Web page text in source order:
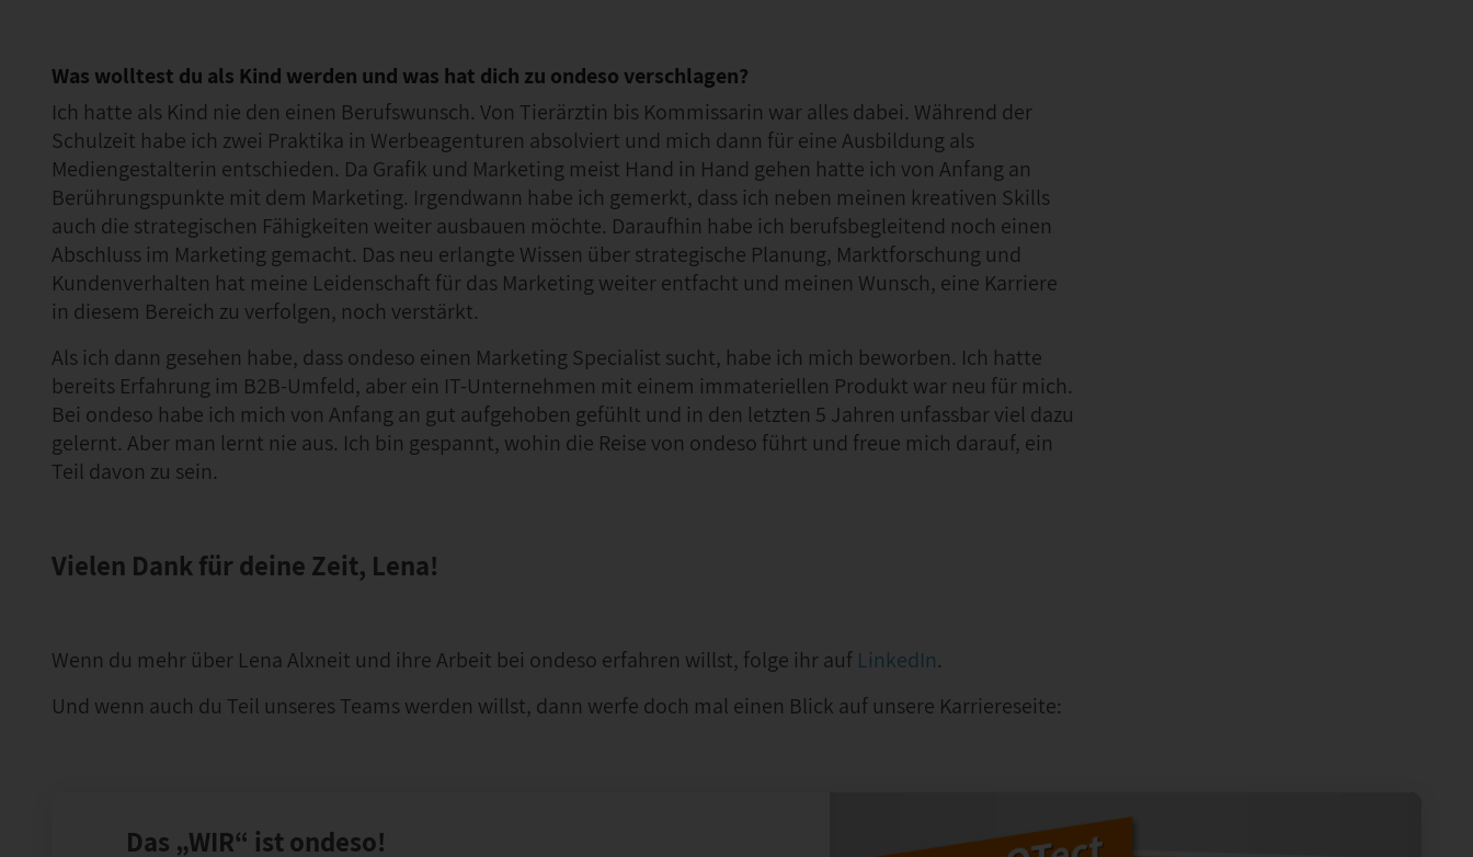
Was wolltest du als Kind werden und was hat dich zu ondeso verschlagen?
Ich hatte als Kind nie den einen Berufswunsch. Von Tierärztin bis Kommissarin war alles dabei. Während der
Schulzeit habe ich zwei Praktika in Werbeagenturen absolviert und mich dann für eine Ausbildung als
Mediengestalterin entschieden. Da Grafik und Marketing meist Hand in Hand gehen hatte ich von Anfang an
Berührungspunkte mit dem Marketing. Irgendwann habe ich gemerkt, dass ich neben meinen kreativen Skills
auch die strategischen Fähigkeiten weiter ausbauen möchte. Daraufhin habe ich berufsbegleitend noch einen
Abschluss im Marketing gemacht. Das neu erlangte Wissen über strategische Planung, Marktforschung und
Kundenverhalten hat meine Leidenschaft für das Marketing weiter entfacht und meinen Wunsch, eine Karriere
in diesem Bereich zu verfolgen, noch verstärkt.
Als ich dann gesehen habe, dass ondeso einen Marketing Specialist sucht, habe ich mich beworben. Ich hatte
bereits Erfahrung im B2B-Umfeld, aber ein IT-Unternehmen mit einem immateriellen Produkt war neu für mich.
Bei ondeso habe ich mich von Anfang an gut aufgehoben gefühlt und in den letzten 5 Jahren unfassbar viel dazu
gelernt. Aber man lernt nie aus. Ich bin gespannt, wohin die Reise von ondeso führt und freue mich darauf, ein
Teil davon zu sein.
Vielen Dank für deine Zeit, Lena!
Wenn du mehr über Lena Alxneit und ihre Arbeit bei ondeso erfahren willst, folge ihr auf LinkedIn.
Und wenn auch du Teil unseres Teams werden willst, dann werfe doch mal einen Blick auf unsere Karriereseite:
Das „WIR“ ist ondeso!